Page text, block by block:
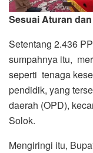
Sesuai Aturan
Setentang 2.436
sumpahnya itu,
seperti tenaga
pendidik, yang
daerah (OPD),
Solok.
Mengiringi itu,